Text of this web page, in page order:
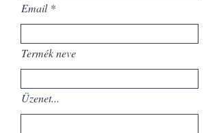
Email
Termék neve
Üzenet...